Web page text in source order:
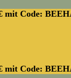
mit Code:
mit Code: